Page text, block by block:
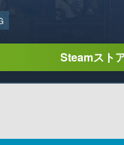
Steamスト